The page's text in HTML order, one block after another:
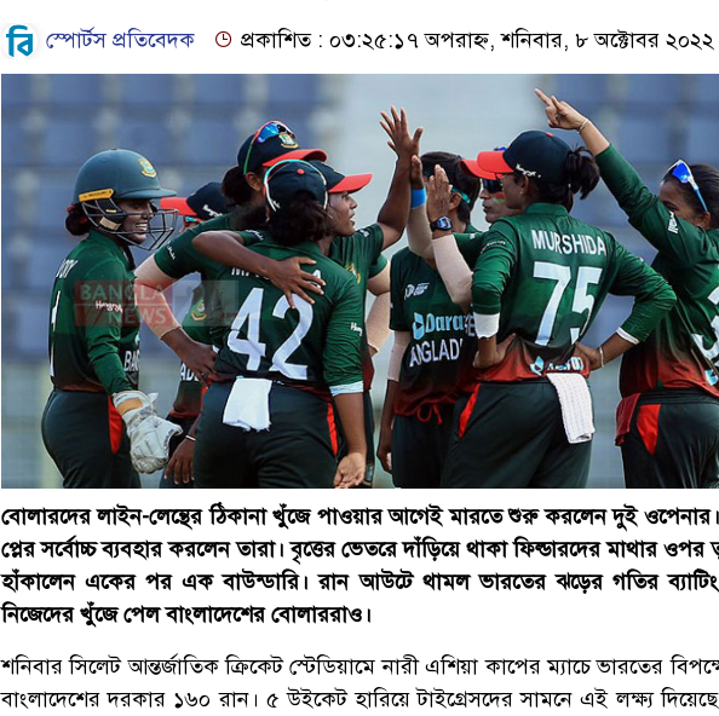
স্পোর্টস প্রতিবেদক প্রকাশিত : ০৩:২৫:১৭ অপরাহ্ন, শনিবার, ৮ অক্টোবর ২০২২
বোলারদের লাইন-লেন্থের ঠিকানা খুঁজে পাওয়ার আগেই মারতে শুরু করলেন দুই
প্লের সর্বোচ্চ ব্যবহার করলেন তারা। বৃত্তের ভেতরে দাঁড়িয়ে থাকা ফিল্ডারদের মাথার ওপর
হাঁকালেন একের পর এক বাউন্ডারি। রান আউটে থামল ভারতের ঝড়ের গতির
নিজেদের খুঁজে পেল বাংলাদেশের বোলাররাও।
শনিবার সিলেট আন্তর্জাতিক ক্রিকেট স্টেডিয়ামে নারী এশিয়া কাপের ম্যাচে ভারতের
বাংলাদেশের দরকার ১৬০ রান। ৫ উইকেট হারিয়ে টাইগ্রেসদের সামনে এই লক্ষ্য